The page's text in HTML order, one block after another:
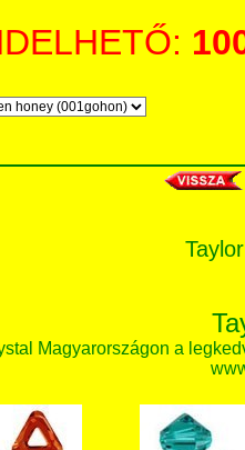
Magyarországon a